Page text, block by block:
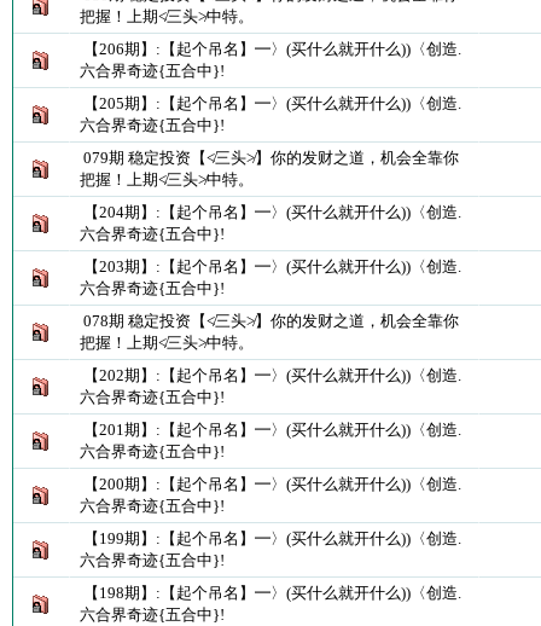
把握！上期≮三头≯中特。
【206期】:【起个吊名】━〉(买什么就开什么))〈创造.
六合界奇迹{五合中}!
【205期】:【起个吊名】━〉(买什么就开什么))〈创造.
六合界奇迹{五合中}!
079期 稳定投资【≮三头≯】你的发财之道，机会全靠你
把握！上期≮三头≯中特。
【204期】:【起个吊名】━〉(买什么就开什么))〈创造.
六合界奇迹{五合中}!
【203期】:【起个吊名】━〉(买什么就开什么))〈创造.
六合界奇迹{五合中}!
078期 稳定投资【≮三头≯】你的发财之道，机会全靠你
把握！上期≮三头≯中特。
【202期】:【起个吊名】━〉(买什么就开什么))〈创造.
六合界奇迹{五合中}!
【201期】:【起个吊名】━〉(买什么就开什么))〈创造.
六合界奇迹{五合中}!
【200期】:【起个吊名】━〉(买什么就开什么))〈创造.
六合界奇迹{五合中}!
【199期】:【起个吊名】━〉(买什么就开什么))〈创造.
六合界奇迹{五合中}!
【198期】:【起个吊名】━〉(买什么就开什么))〈创造.
六合界奇迹{五合中}!